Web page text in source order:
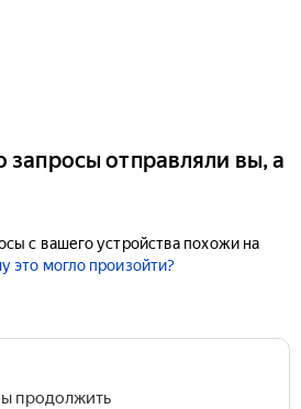
запросы отправляли вы, а
с вашего устройства похожи на
это могло произойти?
продолжить